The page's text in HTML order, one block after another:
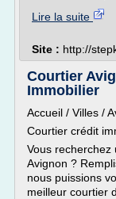
Lire la suite
Site : http://
Courtier
Immobilier
Accueil / Villes /
Courtier crédit
Vous recherchez
Avignon ?
nous puissions
meilleur courtier